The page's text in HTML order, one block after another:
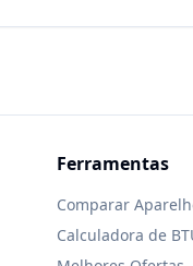
Ferramentas
Comparar
Calculadora de